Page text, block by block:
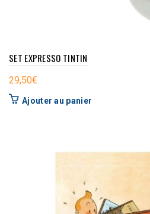
SET EXPRESSO TINTIN
29,50€
Ajouter au panier